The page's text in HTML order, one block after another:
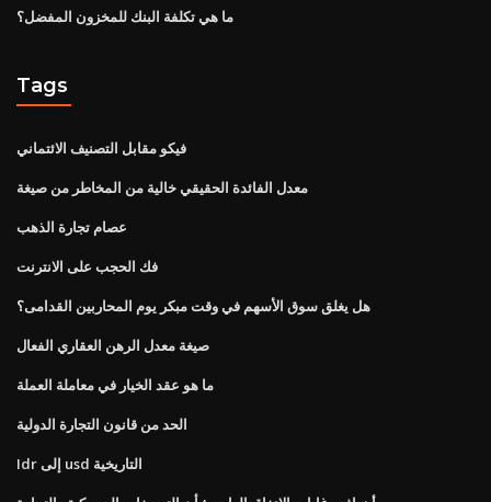
ما هي تكلفة البنك للمخزون المفضل؟
Tags
فيكو مقابل التصنيف الائتماني
معدل الفائدة الحقيقي خالية من المخاطر من صيغة
عصام تجارة الذهب
فك الحجب على الانترنت
هل يغلق سوق الأسهم في وقت مبكر يوم المحاربين القدامى؟
صيغة معدل الرهن العقاري الفعال
ما هو عقد الخيار في معاملة العملة
الحد من قانون التجارة الدولية
Idr إلى usd التاريخية